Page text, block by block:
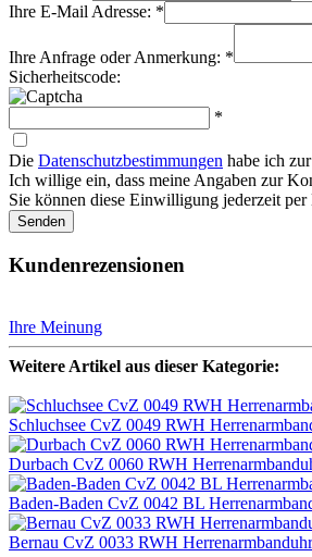
Ihre E-Mail Adresse: *
Ihre Anfrage oder Anmerkung: *
Sicherheitscode:
*
Die Datenschutzbestimmungen habe ich
Ich willige ein, dass meine Angaben zur
Sie können diese Einwilligung jederzeit
Senden
Kundenrezensionen
Ihre Meinung
Weitere Artikel aus dieser Kategorie:
Schluchsee CvZ 0049 RWH
Durbach CvZ 0060 RWH
Baden-Baden CvZ 0042 BL
Bernau CvZ 0033 RWH Herrenarmbanduhr